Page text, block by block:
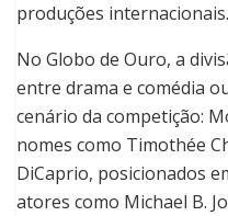
produções internacionais.
No Globo de Ouro, a
entre drama e comédia
cenário da competição:
nomes como Timothée
DiCaprio, posicionados
atores como Michael B.